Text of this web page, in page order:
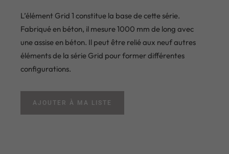
L’élément Grid 1 constitue la base de cette série.
Fabriqué en béton, il mesure 1000 mm de long avec
une assise en béton. Il peut être relié aux neuf autres
éléments de la série Grid pour former différentes
configurations.
AJOUTER À MA LISTE